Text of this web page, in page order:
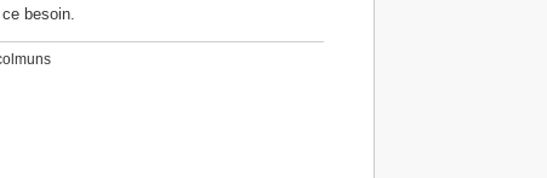
besoin.